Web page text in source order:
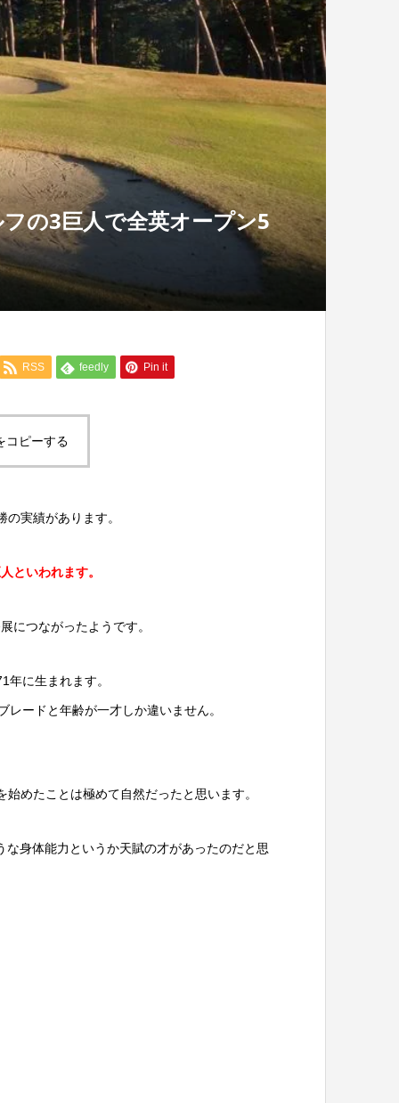
の3巨人で全英オープン5
RSS feedly Pin it
コピーする
実績があります。
といわれます。
につながったようです。
に生まれます。
ードと年齢が一才しか違いません。
めたことは極めて自然だったと思います。
身体能力というか天賦の才があったのだと思